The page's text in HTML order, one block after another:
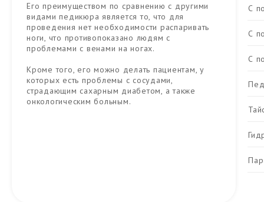
Его преимуществом по сравнению с другими
видами педикюра является то, что для
проведения нет необходимости распаривать
ноги, что противопоказано людям с
проблемами с венами на ногах.
Кроме того, его можно делать пациентам, у
которых есть проблемы с сосудами,
страдающим сахарным диабетом, а также
онкологическим больным.
С
С
С